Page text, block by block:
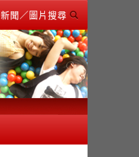
新聞／圖片搜尋